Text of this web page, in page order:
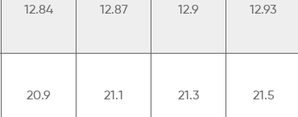
12.84 12.87 12.9 12.93
20.9 21.1 21.3 21.5